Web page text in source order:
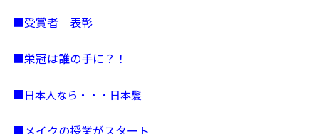
■受賞者 表彰
■栄冠は誰の手に？！
■日本人なら・・・日本髪